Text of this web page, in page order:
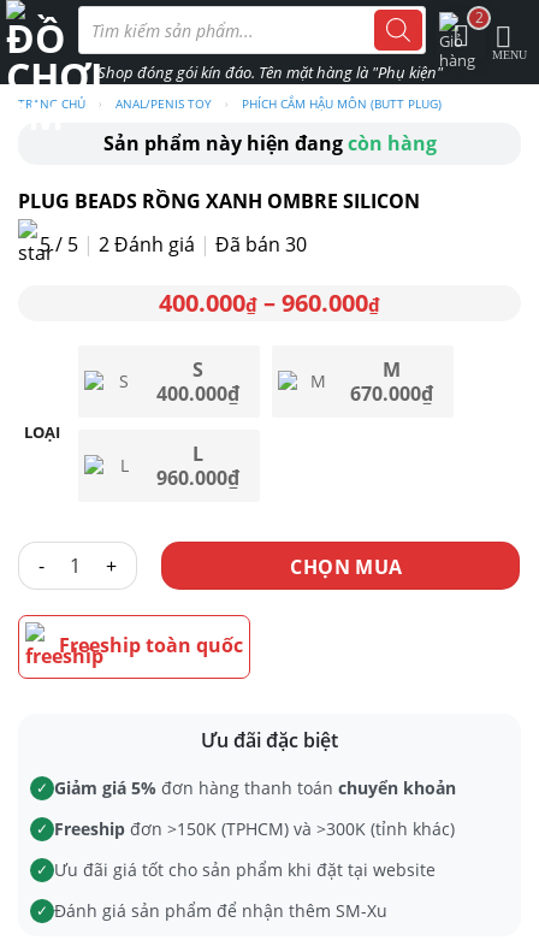
Skip
to
content
Tìm
kiếm
phẩm
TRANG CHỦ › ANAL/PENIS TOY › PHÍCH CẮM HẬU MÔN (BUTT PLUG)
Sản phẩm này hiện đangcòn hàng
PLUG BEADS RỒNG XANH OMBRE SILICON
5 / 5 | 2Đánh giá | Đã bán 30
400.000₫ –960.000₫
LOẠI
S
400.000₫
M
670.000₫
L
960.000₫
PLUG BEADS RỒNG XANH OMBRE SILICON số lượng
CHỌN MUA
Freeship toàn quốc
Ưu đãi đặc biệt
✓ Giảm giá 5% đơn hàng thanh toán chuyển khoản
✓ Freeship đơn >150K (TPHCM) và >300K (tỉnh khác)
✓ Ưu đãi giá tốt cho sản phẩm khi đặt tại website
✓ Đánh giá sản phẩm để nhận thêm SM-Xu
2